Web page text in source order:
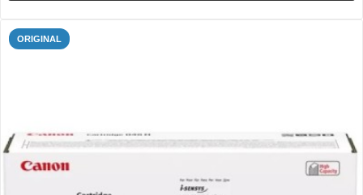
ORIGINAL